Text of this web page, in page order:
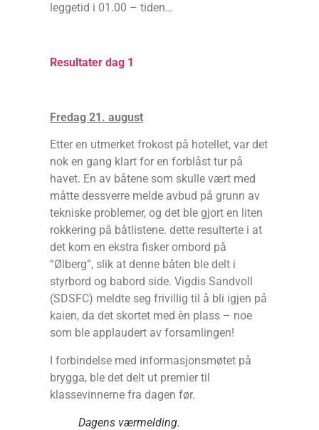
leggetid i 01.00 – tiden…
Resultater dag 1
Fredag 21. august
Etter en utmerket frokost på hotellet, var det
nok en gang klart for en forblåst tur på
havet. En av båtene som skulle vært med
måtte dessverre melde avbud på grunn av
tekniske problemer, og det ble gjort en liten
rokkering på båtlistene. dette resulterte i at
det kom en ekstra fisker ombord på
“Ølberg”, slik at denne båten ble delt i
styrbord og babord side. Vigdis Sandvoll
(SDSFC) meldte seg frivillig til å bli igjen på
kaien, da det skortet med èn plass – noe
som ble applaudert av forsamlingen!
I forbindelse med informasjonsmøtet på
brygga, ble det delt ut premier til
klassevinnerne fra dagen før.
Dagens værmelding.